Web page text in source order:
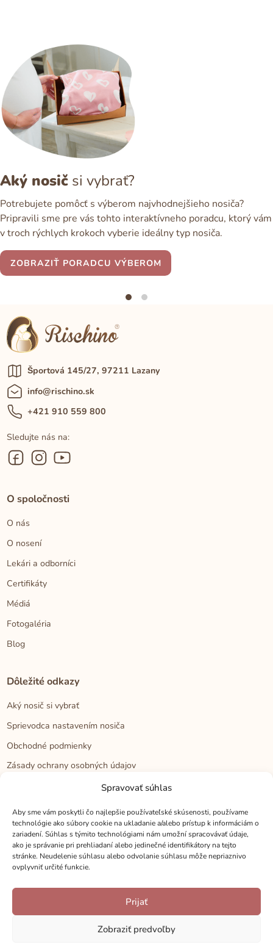
Spravovať súhlas
Aby sme vám poskytli čo najlepšie používateľské skúsenosti, používame
technológie ako súbory cookie na ukladanie a/alebo prístup k informáciám o
zariadení. Súhlas s týmito technológiami nám umožní spracovávať údaje,
ako je správanie pri prehliadaní alebo jedinečné identifikátory na tejto
stránke. Neudelenie súhlasu alebo odvolanie súhlasu môže nepriaznivo
ovplyvniť určité funkcie.
Prijať
Zobraziť predvoľby
Aký nosič si vybrať?
Potrebujete pomôcť s výberom najvhodnejšieho nosiča?
Pripravili sme pre vás tohto interaktívneho poradcu, ktorý vám
v troch rýchlych krokoch vyberie ideálny typ nosiča.
ZOBRAZIŤ PORADCU VÝBEROM
Športová 145/27, 97211 Lazany
info@rischino.sk
+421 910 559 800
Sledujte nás na:
O spoločnosti
O nás
O nosení
Lekári a odborníci
Certifikáty
Médiá
Fotogaléria
Blog
Dôležité odkazy
Aký nosič si vybrať
Sprievodca nastavením nosiča
Obchodné podmienky
Zásady ochrany osobných údajov
Kontakt
Kontakt
Zákaznícka podpora